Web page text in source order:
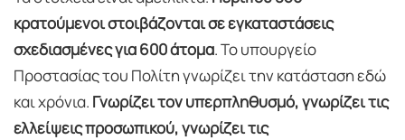
κρατούμενοι στοιβάζονται σε εγκαταστάσεις
σχεδιασμένες για 600 άτομα. Το υπουργείο
Προστασίας του Πολίτη γνωρίζει την κατάσταση εδώ
και χρόνια. Γνωρίζει τον υπερπληθυσμό, γνωρίζει τις
ελλείψεις προσωπικού, γνωρίζει τις